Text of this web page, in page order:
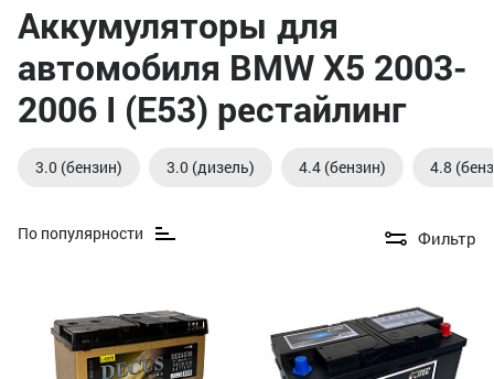
Аккумуляторы для
автомобиля BMW X5 2003-
2006 I (E53) рестайлинг
3.0 (бензин) 3.0 (дизель) 4.4 (бензин) 4.8
По популярности Фильтр